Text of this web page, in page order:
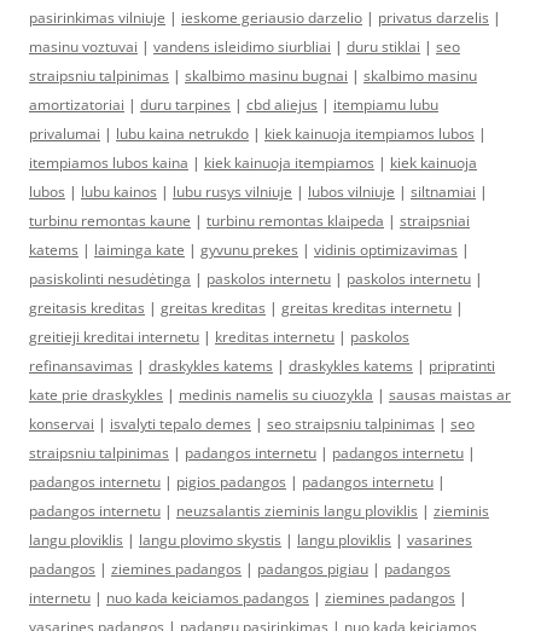
pasirinkimas vilniuje | ieskome geriausio darzelio | privatus darzelis |
masinu voztuvai | vandens isleidimo siurbliai | duru stiklai | seo
straipsniu talpinimas | skalbimo masinu bugnai | skalbimo masinu
amortizatoriai | duru tarpines | cbd aliejus | itempiamu lubu
privalumai | lubu kaina netrukdo | kiek kainuoja itempiamos lubos |
itempiamos lubos kaina | kiek kainuoja itempiamos | kiek kainuoja
lubos | lubu kainos | lubu rusys vilniuje | lubos vilniuje | siltnamiai |
turbinu remontas kaune | turbinu remontas klaipeda | straipsniai
katems | laiminga kate | gyvunu prekes | vidinis optimizavimas |
pasiskolinti nesudėtinga | paskolos internetu | paskolos internetu |
greitasis kreditas | greitas kreditas | greitas kreditas internetu |
greitieji kreditai internetu | kreditas internetu | paskolos
refinansavimas | draskykles katems | draskykles katems | pripratinti
kate prie draskykles | medinis namelis su ciuozykla | sausas maistas ar
konservai | isvalyti tepalo demes | seo straipsniu talpinimas | seo
straipsniu talpinimas | padangos internetu | padangos internetu |
padangos internetu | pigios padangos | padangos internetu |
padangos internetu | neuzsalantis zieminis langu ploviklis | zieminis
langu ploviklis | langu plovimo skystis | langu ploviklis | vasarines
padangos | ziemines padangos | padangos pigiau | padangos
internetu | nuo kada keiciamos padangos | ziemines padangos |
vasarines padangos | padangu pasirinkimas | nuo kada keiciamos